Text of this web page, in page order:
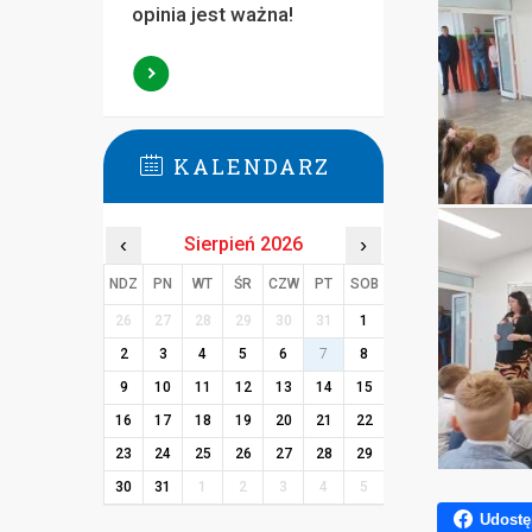
opinia jest ważna!
KALENDARZ
‹ Sierpień 2026 ›
NDZ PN WT ŚR CZW PT SOB
26 27 28 29 30 31
1
2
3 4 5 6 7
8
9
10 11 12 13 14
15
16
17 18 19 20 21
22
23
24 25 26 27 28
29
30
31 1 2 3 4 5